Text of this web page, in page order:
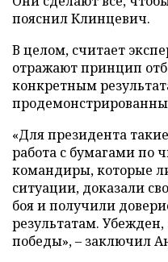
пояснил Клинцевич.
В целом, считает
отражают принцип
конкретным
«Для президента
работа с бумагами по
командиры, которые
ситуации, доказали
боя и получили
результатам.
победы», – заключил